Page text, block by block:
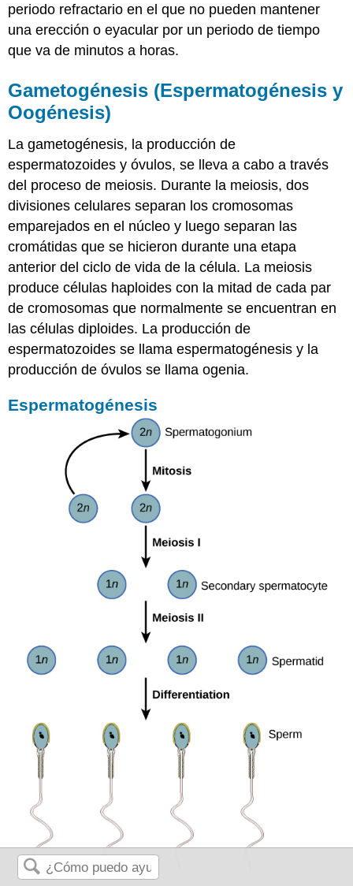
periodo refractario en el que no pueden mantener
una erección o eyacular por un periodo de tiempo
que va de minutos a horas.
Gametogénesis (Espermatogénesis y
Oogénesis)
La gametogénesis, la producción de
espermatozoides y óvulos, se lleva a cabo a través
del proceso de meiosis. Durante la meiosis, dos
divisiones celulares separan los cromosomas
emparejados en el núcleo y luego separan las
cromátidas que se hicieron durante una etapa
anterior del ciclo de vida de la célula. La meiosis
produce células haploides con la mitad de cada par
de cromosomas que normalmente se encuentran en
las células diploides. La producción de
espermatozoides se llamaespermatogénesis y la
producción de óvulos se llamaogenia.
Espermatogénesis